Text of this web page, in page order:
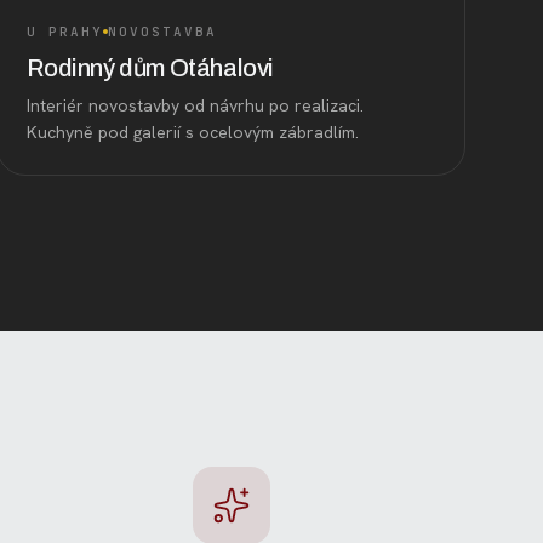
U PRAHY NOVOSTAVBA
Rodinný dům Otáhalovi
Interiér novostavby od návrhu po realizaci.
Kuchyně pod galerií s ocelovým zábradlím.